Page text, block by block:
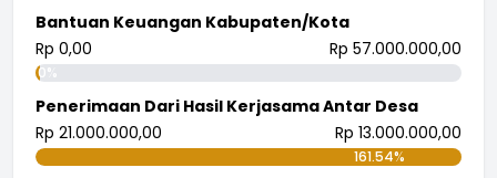
Bantuan Keuangan Kabupaten/Kota
Rp 0,00
Rp 57.000.000,00
0%
Penerimaan Dari Hasil Kerjasama Antar Desa
Rp 21.000.000,00
Rp 13.000.000,00
161.54%